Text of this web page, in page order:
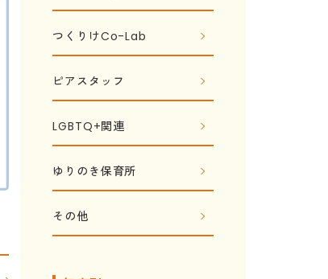
つくりけCo-Lab
ピアスタッフ
LGBTQ+関連
ゆりのき保育所
その他